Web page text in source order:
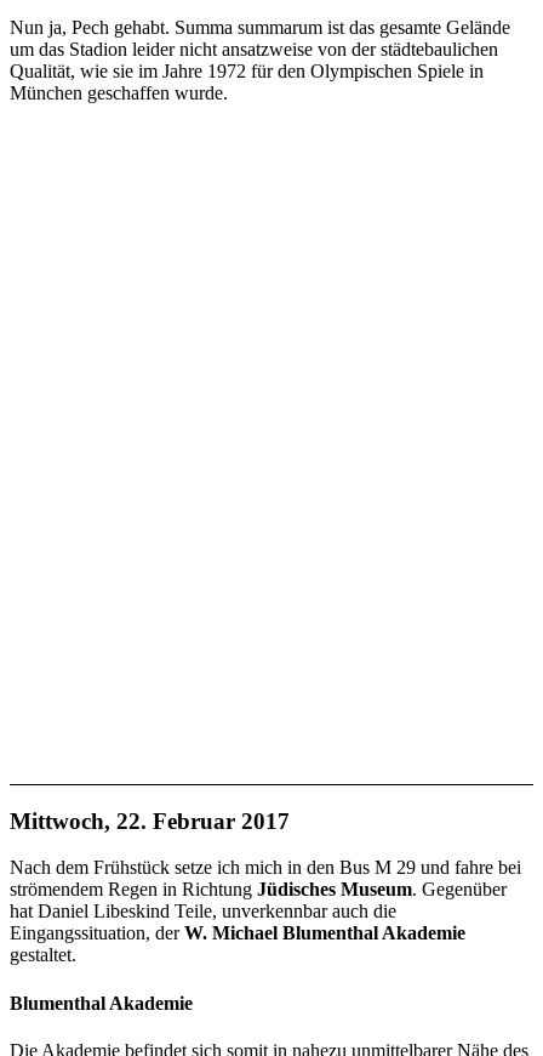
Nun ja, Pech gehabt. Summa summarum ist das gesamte Gelände
um das Stadion leider nicht ansatzweise von der städtebaulichen
Qualität, wie sie im Jahre 1972 für den Olympischen Spiele in
München geschaffen wurde.
Mittwoch, 22. Februar 2017
Nach dem Frühstück setze ich mich in den Bus M 29 und fahre bei
strömendem Regen in Richtung Jüdisches Museum. Gegenüber
hat Daniel Libeskind Teile, unverkennbar auch die
Eingangssituation, derW. Michael Blumenthal Akademie
gestaltet.
Blumenthal Akademie
Die Akademie befindet sich somit in nahezu unmittelbarer Nähe des